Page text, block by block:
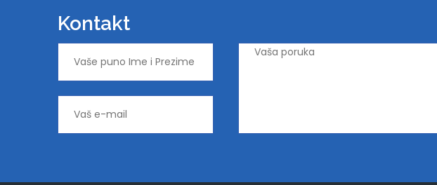
Kontakt